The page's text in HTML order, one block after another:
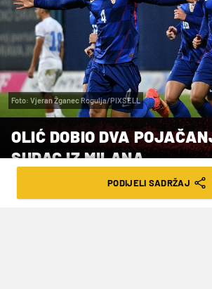
Foto: Vjeran Žganec Rogulja/PIXSELL
OLIĆ DOBIO DVA
SUDAC IZ MILANA
PODIJELI SADRŽAJ